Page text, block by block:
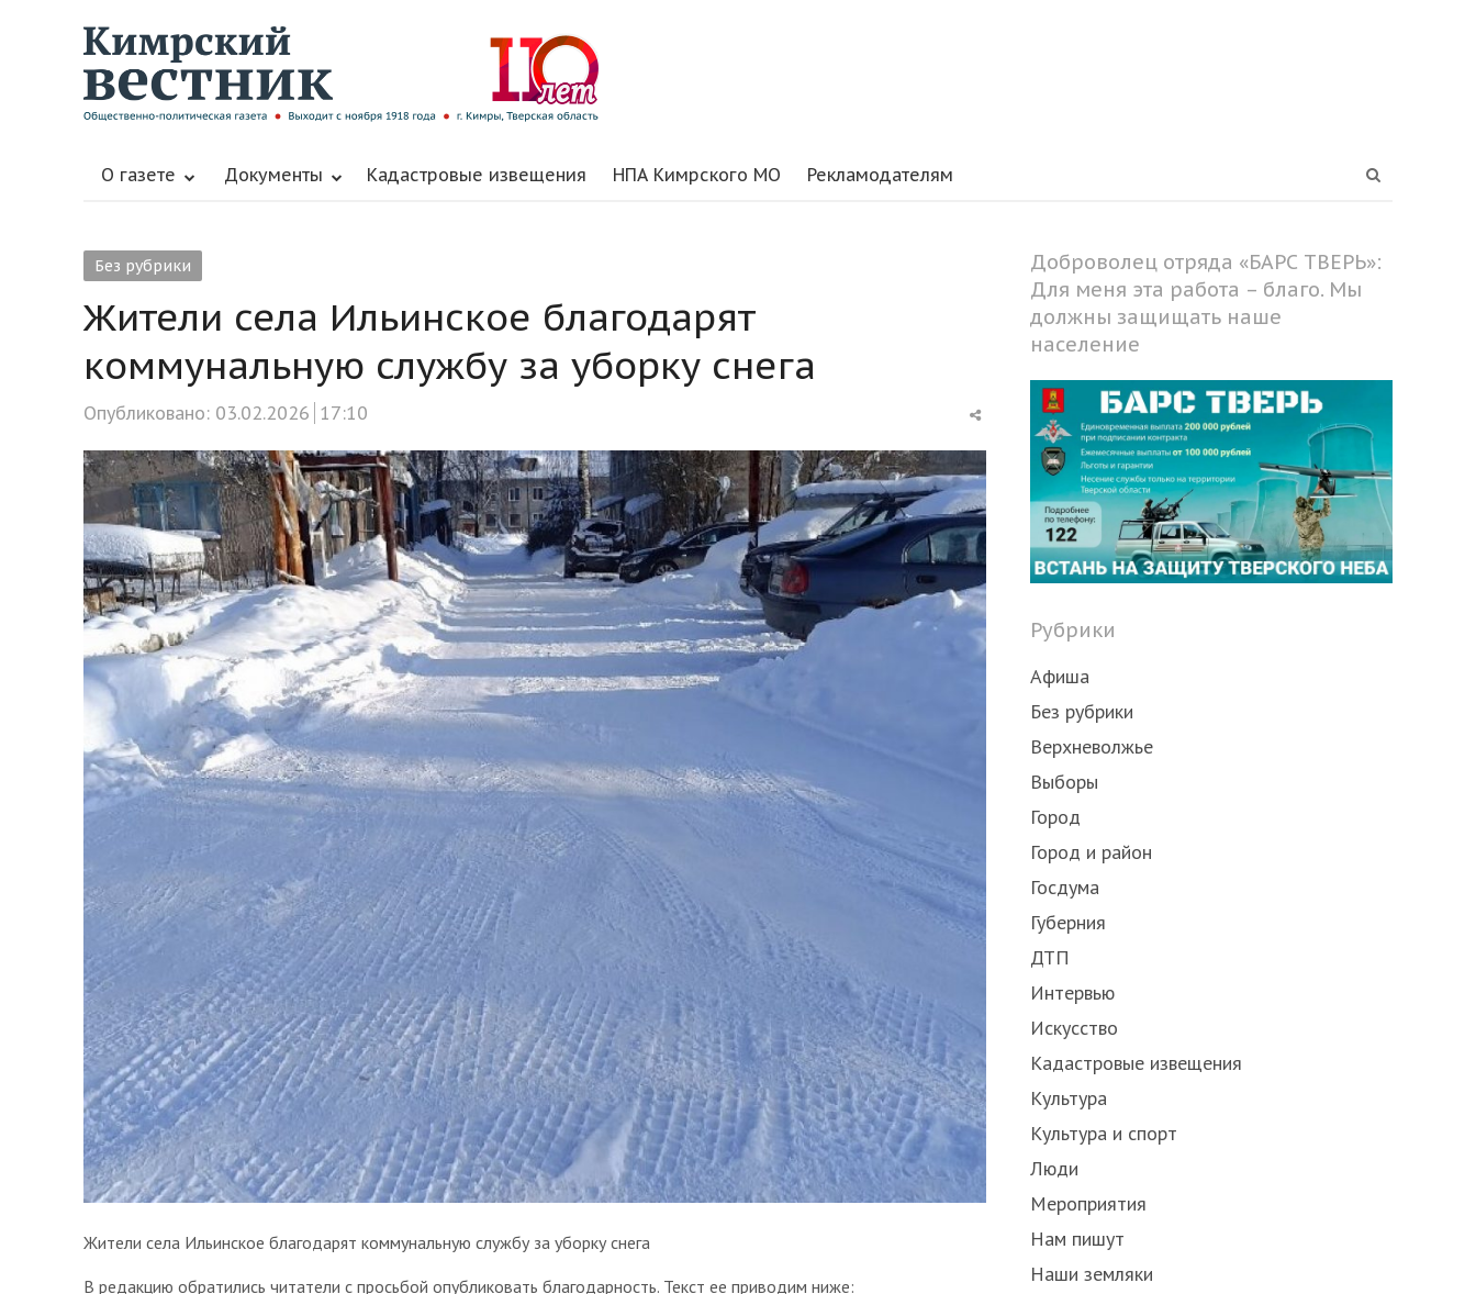
О газете Документы Кадастровые извещения НПА Кимрского МО Рекламодателям
Без рубрики
Жители села Ильинское благодарят
коммунальную службу за уборку снега
Опубликовано: 03.02.2026 17:10
Share
post
Жители села Ильинское благодарят коммунальную службу за уборку снега
В редакцию обратились читатели с просьбой опубликовать благодарность. Текст ее приводим ниже:
Доброволец отряда «БАРС ТВЕРЬ»:
Для меня эта работа – благо. Мы
должны защищать наше
население
Рубрики
Афиша
Без рубрики
Верхневолжье
Выборы
Город
Город и район
Госдума
Губерния
ДТП
Интервью
Искусство
Кадастровые извещения
Культура
Культура и спорт
Люди
Мероприятия
Нам пишут
Наши земляки